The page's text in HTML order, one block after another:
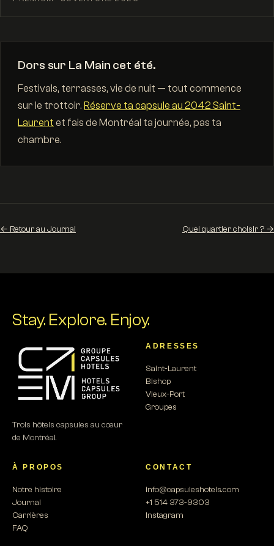
Dors sur La Main cet été.
Festivals, terrasses, vie de nuit — tout commence
sur le trottoir. Réserve ta capsule au 2042 Saint-
Laurent et fais de Montréal ta journée, pas ta
chambre.
← Retour au Journal Quel quartier choisir ? →
Stay. Explore. Enjoy.
Trois hôtels capsules au cœur
de Montréal.
ADRESSES
Saint-Laurent
Bishop
Vieux-Port
Groupes
À PROPOS
Notre histoire
Journal
Carrières
FAQ
CONTACT
info@capsuleshotels.com
+1 514 373-9303
Instagram